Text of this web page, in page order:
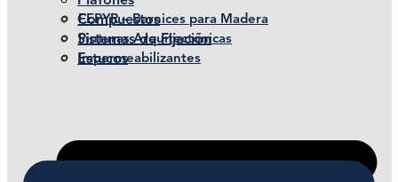
Compuestos
Sistemas de Fijación
Estucos
FEPYR – Barnices para Madera
Pinturas Arquitectónicas
Impermeabilizantes